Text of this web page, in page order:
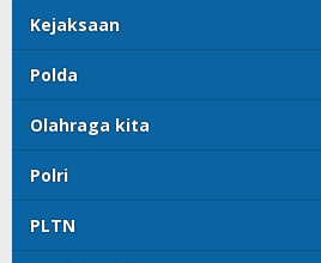
Kejaksaan
Polda
Olahraga kita
Polri
PLTN